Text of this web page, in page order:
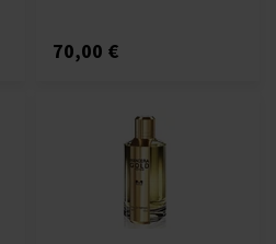
70,00 €